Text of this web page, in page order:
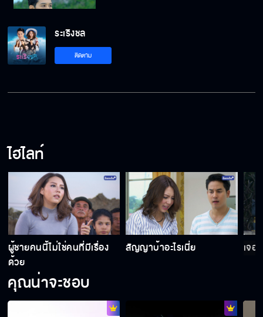
ทั้งหมดมันก็เป็นแค่เรื่องหลอกลวง
ในที่สุดมันก็โผล่หัวออกมาจนได้
ถ้าผู้กองไปแล้วไม่กลับมาพี่จะทำยังไง
ขอโทษพี่ไม่ได้ตั้งใจ
ระเริงชล
ติดตาม
ไฮไลท์
ผู้ชายคนนี้ไม่ใช่คนที่มีเรื่อง
ด้วย
สัญญาบ้าอะไรเนี่ย เจอ
คุณน่าจะชอบ